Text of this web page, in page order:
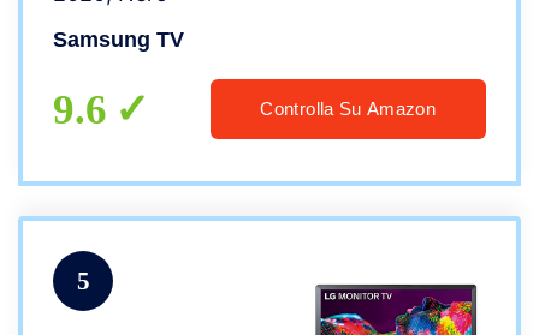
Samsung TV
9.6 Controlla Su Amazon
5